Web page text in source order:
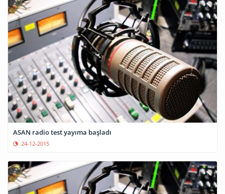
ASAN radio test yayıma başladı
24-12-2015